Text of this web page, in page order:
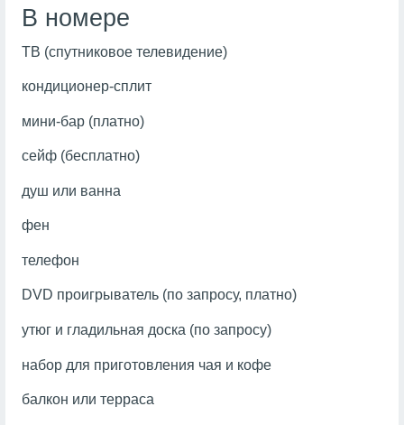
В номере
ТВ (спутниковое телевидение)
кондиционер-сплит
мини-бар (платно)
сейф (бесплатно)
душ или ванна
фен
телефон
DVD проигрыватель (по запросу, платно)
утюг и гладильная доска (по запросу)
набор для приготовления чая и кофе
балкон или терраса